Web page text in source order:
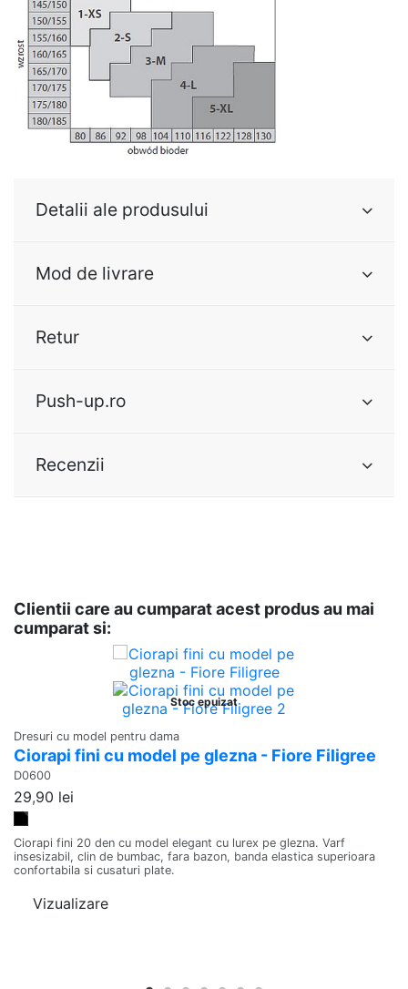
Detalii ale produsului
Mod de livrare
Retur
Push-up.ro
Recenzii
Clientii care au cumparat acest produs au mai
cumparat si:
Stoc epuizat
Dresuri cu model pentru dama
Ciorapi fini cu model pe glezna - Fiore Filigree
D0600
29,90 lei
Negru
Ciorapi fini 20 den cu model elegant cu lurex pe glezna. Varf
insesizabil, clin de bumbac, fara bazon, banda elastica superioara
confortabila si cusaturi plate.
Vizualizare